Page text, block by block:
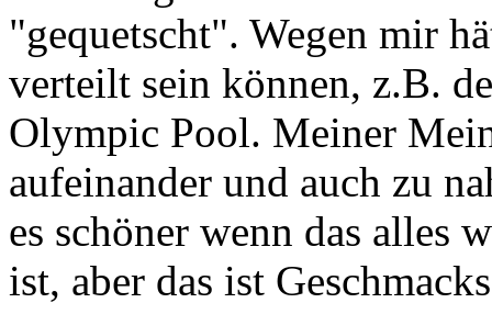
"gequetscht". Wegen mir
verteilt sein können, z.B.
Olympic Pool. Meiner
aufeinander und auch zu
es schöner wenn das alles
ist, aber das ist